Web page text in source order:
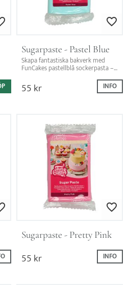
Lägg till i
Sugarpaste - Pastel Blue
Skapa fantastiska bakverk med
FunCakes pastellblå sockerpasta –
modellering med en läcker
vaniljsmak!
55kr INFO
Lägg till i
Sugarpaste - Pretty Pink
55kr INFO